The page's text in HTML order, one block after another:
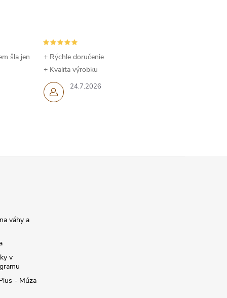
šla jen
24.7.2026
+ Rýchle doručenie
+ Kvalita výrobku
váhy a
v
- Múza